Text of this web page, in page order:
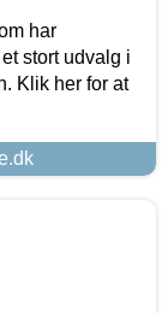
har
stort udvalg i
Klik her for at